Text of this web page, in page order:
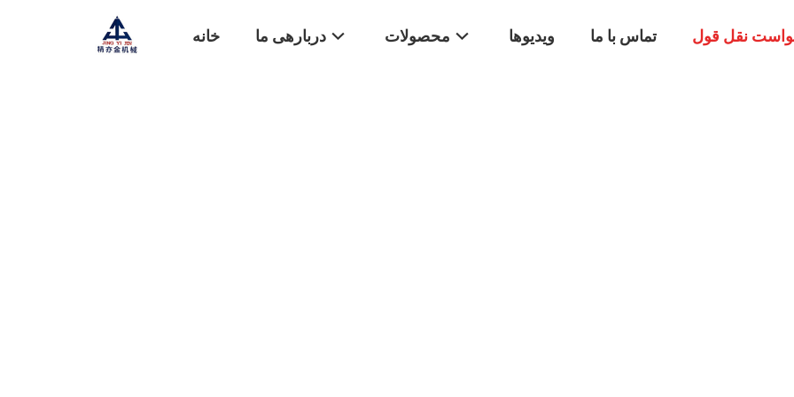
خانه دربارهی ما محصولات ویدیوها تماس با ما نقل قول